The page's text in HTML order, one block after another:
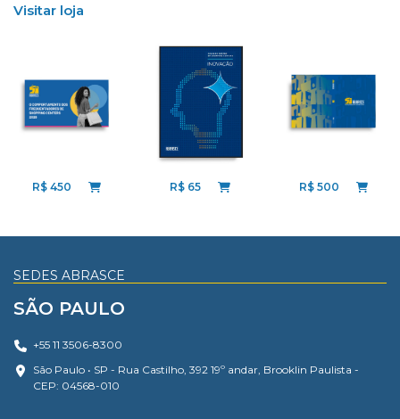
Visitar loja
R$ 450 R$ 65 R$ 500
SEDES ABRASCE
SÃO PAULO
+55 11 3506-8300
São Paulo • SP - Rua Castilho, 392 19º andar, Brooklin Paulista -
CEP: 04568-010